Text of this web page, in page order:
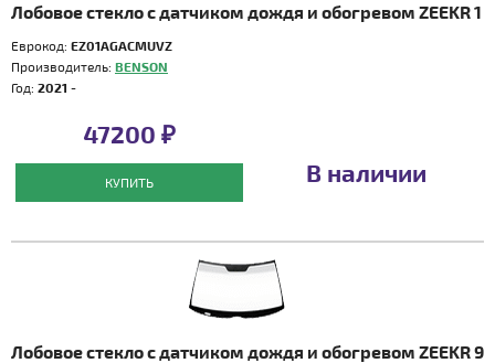
Лобовое стекло с датчиком дождя и обогревом ZEEKR 1
Еврокод: EZ01AGACMUVZ
Производитель: BENSON
Год: 2021 -
47200 ₽
КУПИТЬ В наличии
Лобовое стекло с датчиком дождя и обогревом ZEEKR 9